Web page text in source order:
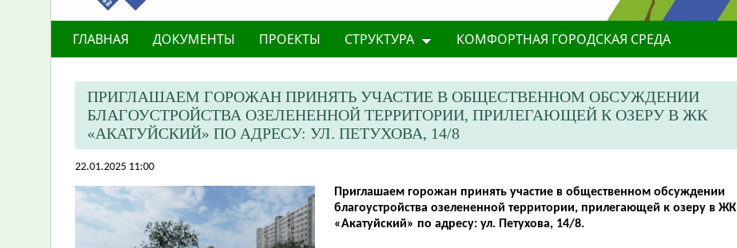
ГЛАВНАЯ ДОКУМЕНТЫ ПРОЕКТЫ СТРУКТУРА КОМФОРТНАЯ ГОРОДСКАЯ СРЕДА
ПРИГЛАШАЕМ ГОРОЖАН ПРИНЯТЬ УЧАСТИЕ В ОБЩЕСТВЕННОМ ОБСУЖДЕНИИ
БЛАГОУСТРОЙСТВА ОЗЕЛЕНЕННОЙ ТЕРРИТОРИИ, ПРИЛЕГАЮЩЕЙ К ОЗЕРУ В ЖК
«АКАТУЙСКИЙ» ПО АДРЕСУ: УЛ. ПЕТУХОВА, 14/8
22.01.2025 11:00
Приглашаем горожан принять участие в общественном обсуждении
благоустройства озелененной территории, прилегающей к озеру в ЖК
«Акатуйский» по адресу: ул. Петухова, 14/8.